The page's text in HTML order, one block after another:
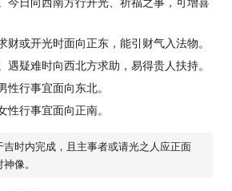
今日向西南方行开光、祈福之事，可增喜
财或开光时面向正东，能引财气入法物。
遇疑难时向西北方求助，易得贵人扶持。
性行事宜面向东北。
性行事宜面向正南。
吉时内完成，且主事者或请光之人应正面
像。